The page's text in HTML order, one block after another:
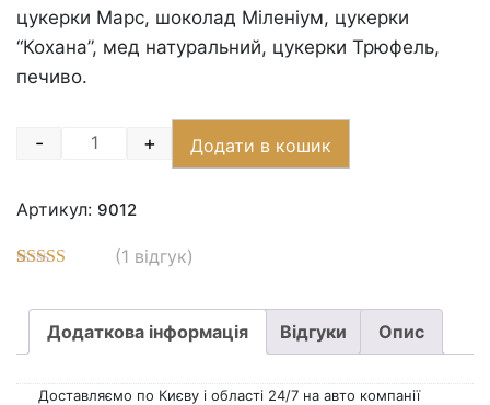
цукерки Марс, шоколад Міленіум, цукерки
“Кохана”, мед натуральний, цукерки Трюфель,
печиво.
Quantity
- + Додати в кошик
Артикул: 9012
основі
опитування
покупців
(1 відгук)
Додаткова інформація Відгуки Опис
Доставляємо по Києву і області 24/7 на авто компанії